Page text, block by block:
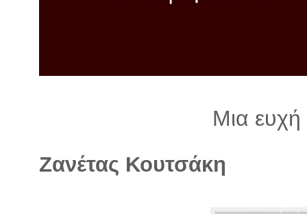
Μια ευχή
Ζανέτας Κουτσάκη